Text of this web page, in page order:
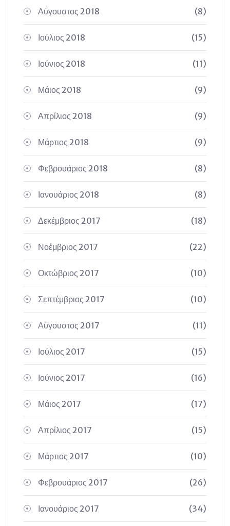
Αύγουστος 2018 (8)
Ιούλιος 2018 (15)
Ιούνιος 2018 (11)
Μάιος 2018 (9)
Απρίλιος 2018 (9)
Μάρτιος 2018 (9)
Φεβρουάριος 2018 (8)
Ιανουάριος 2018 (8)
Δεκέμβριος 2017 (18)
Νοέμβριος 2017 (22)
Οκτώβριος 2017 (10)
Σεπτέμβριος 2017 (10)
Αύγουστος 2017 (11)
Ιούλιος 2017 (15)
Ιούνιος 2017 (16)
Μάιος 2017 (17)
Απρίλιος 2017 (15)
Μάρτιος 2017 (10)
Φεβρουάριος 2017 (26)
Ιανουάριος 2017 (34)